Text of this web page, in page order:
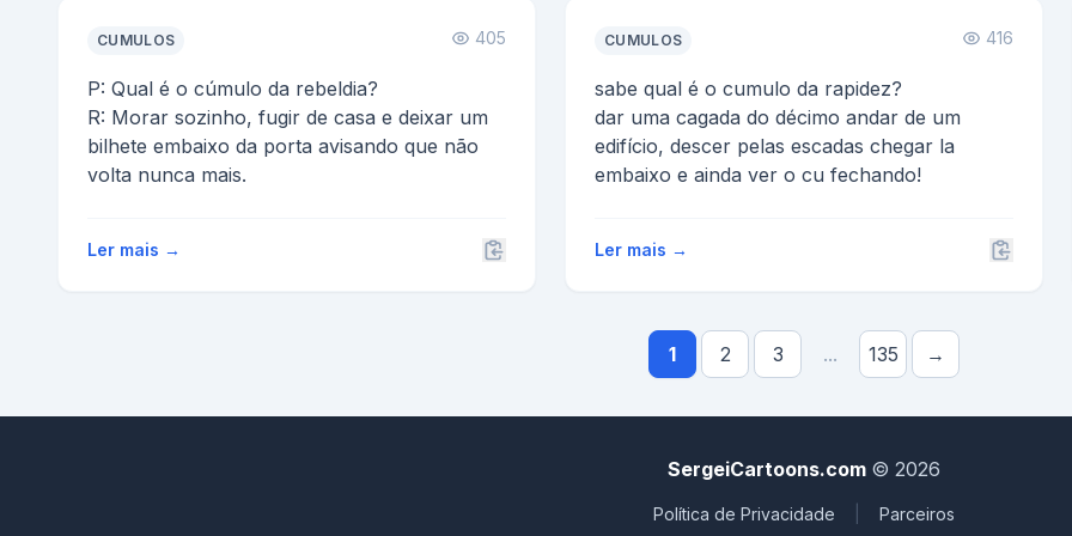
CUMULOS 405
P: Qual é o cúmulo da rebeldia?
R: Morar sozinho, fugir de casa e deixar um
bilhete embaixo da porta avisando que não
volta nunca mais.
Ler mais →
CUMULOS 416
sabe qual é o cumulo da rapidez?
dar uma cagada do décimo andar de um
edifício, descer pelas escadas chegar la
embaixo e ainda ver o cu fechando!
Ler mais →
1 2 3 ... 135 →
SergeiCartoons.com © 2026
Política de Privacidade Parceiros